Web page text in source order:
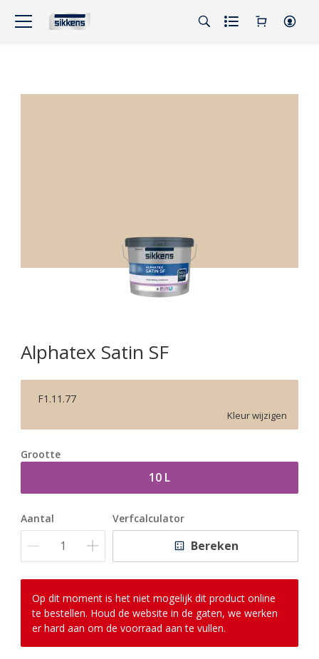
Alphatex Satin SF
F1.11.77
Kleur wijzigen
Grootte
10 L
Aantal Verfcalculator
Bereken
Op dit moment is het niet mogelijk dit product online
te bestellen. Houd de website in de gaten, we werken
er hard aan om de voorraad aan te vullen.